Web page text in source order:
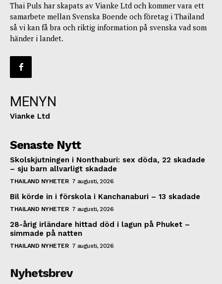
Thai Puls har skapats av Vianke Ltd och kommer vara ett
samarbete mellan Svenska Boende och företag i Thailand
så vi kan få bra och riktig information på svenska vad som
händer i landet.
MENYN
Vianke Ltd
Senaste Nytt
Skolskjutningen i Nonthaburi: sex döda, 22 skadade
– sju barn allvarligt skadade
THAILAND NYHETER 7 augusti, 2026
Bil körde in i förskola i Kanchanaburi – 13 skadade
THAILAND NYHETER 7 augusti, 2026
28-årig irländare hittad död i lagun på Phuket –
simmade på natten
THAILAND NYHETER 7 augusti, 2026
Nyhetsbrev